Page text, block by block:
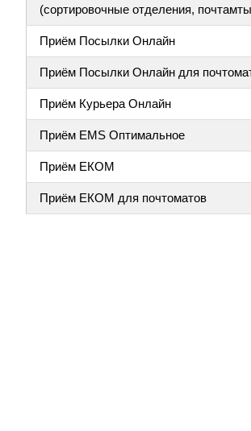
(сортировочные отделения,
Приём Посылки Онлайн
Приём Посылки Онлайн для
Приём Курьера Онлайн
Приём EMS Оптимальное
Приём ЕКОМ
Приём ЕКОМ для почтоматов